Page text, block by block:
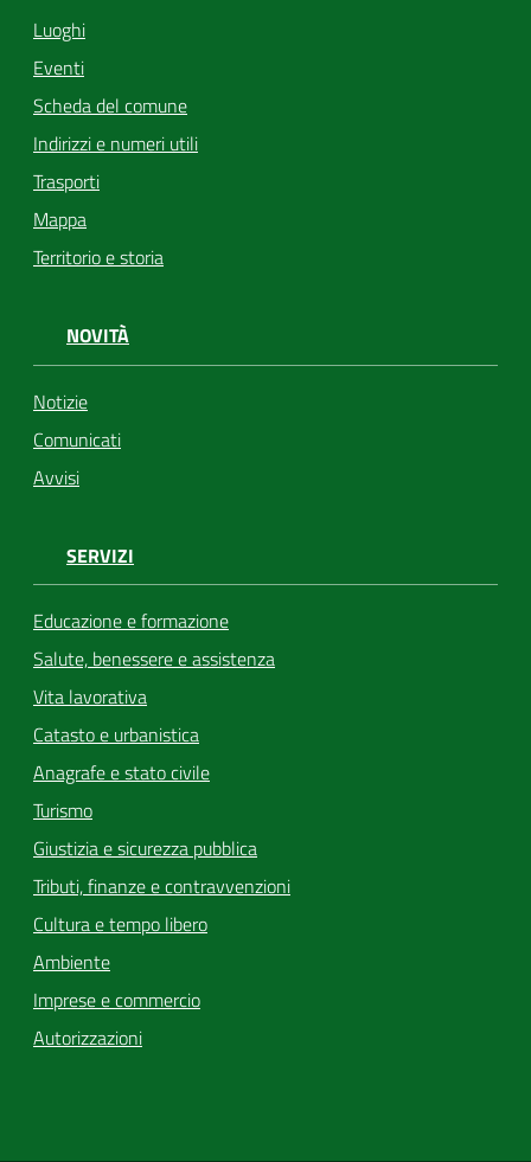
Luoghi
Eventi
Scheda del comune
Indirizzi e numeri utili
Trasporti
Mappa
Territorio e storia
NOVITÀ
Notizie
Comunicati
Avvisi
SERVIZI
Educazione e formazione
Salute, benessere e assistenza
Vita lavorativa
Catasto e urbanistica
Anagrafe e stato civile
Turismo
Giustizia e sicurezza pubblica
Tributi, finanze e contravvenzioni
Cultura e tempo libero
Ambiente
Imprese e commercio
Autorizzazioni